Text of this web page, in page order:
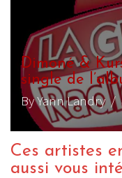
Dimoné &
single de
By Yann Landry/
Ces artistes
aussi vous